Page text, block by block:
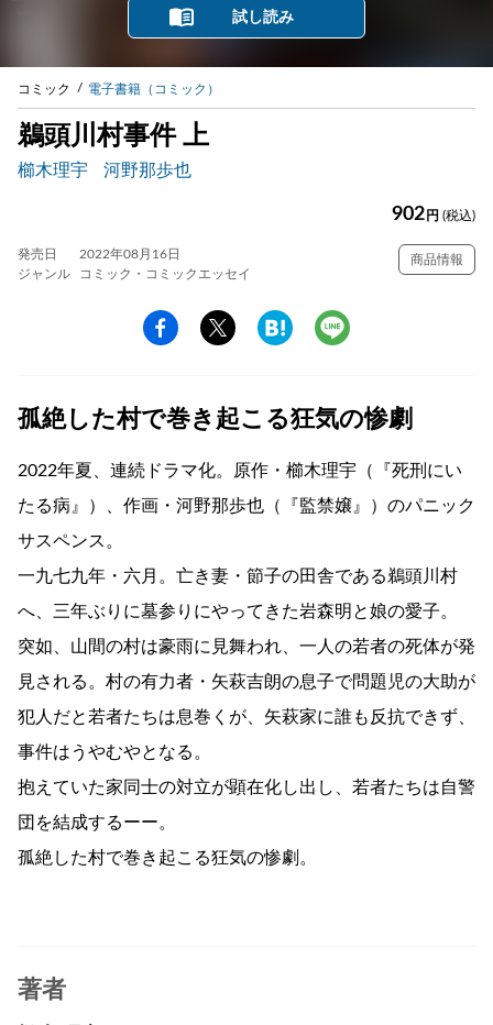
試し読み
コミック 電子書籍（コミック）
鵜頭川村事件 上
櫛木理宇 河野那歩也
902 円 (税込)
発売日
2022年08月16日
ジャンル
コミック・コミックエッセイ
商品情報
孤絶した村で巻き起こる狂気の惨劇
2022年夏、連続ドラマ化。原作・櫛木理宇（『死刑にい
たる病』）、作画・河野那歩也（『監禁嬢』）のパニック
サスペンス。
一九七九年・六月。亡き妻・節子の田舎である鵜頭川村
へ、三年ぶりに墓参りにやってきた岩森明と娘の愛子。
突如、山間の村は豪雨に見舞われ、一人の若者の死体が発
見される。村の有力者・矢萩吉朗の息子で問題児の大助が
犯人だと若者たちは息巻くが、矢萩家に誰も反抗できず、
事件はうやむやとなる。
抱えていた家同士の対立が顕在化し出し、若者たちは自警
団を結成するーー。
孤絶した村で巻き起こる狂気の惨劇。
著者